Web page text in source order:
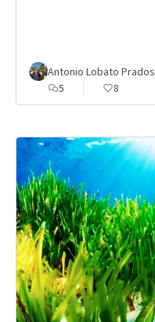
Antonio Lobato Prados
5
8